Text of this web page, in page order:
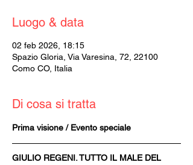
Luogo & data
02 feb 2026, 18:15
Spazio Gloria, Via Varesina, 72, 22100
Como CO, Italia
Di cosa si tratta
Prima visione / Evento speciale
GIULIO REGENI. TUTTO IL MALE DEL